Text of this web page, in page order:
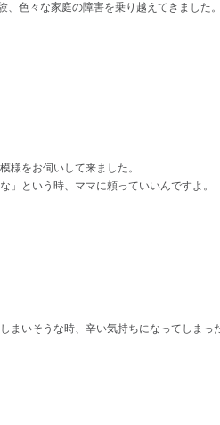
色々な家庭の障害を乗り越えてきました。
様をお伺いして来ました。
」という時、ママに頼っていいんですよ。
まいそうな時、辛い気持ちになってしまっ